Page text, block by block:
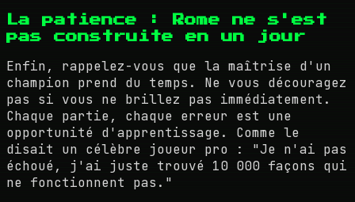
La patience : Rome ne s'est
pas construite en un jour
Enfin, rappelez-vous que la maîtrise d'un
champion prend du temps. Ne vous découragez
pas si vous ne brillez pas immédiatement.
Chaque partie, chaque erreur est une
opportunité d'apprentissage. Comme le
disait un célèbre joueur pro : "Je n'ai pas
échoué, j'ai juste trouvé 10 000 façons qui
ne fonctionnent pas."